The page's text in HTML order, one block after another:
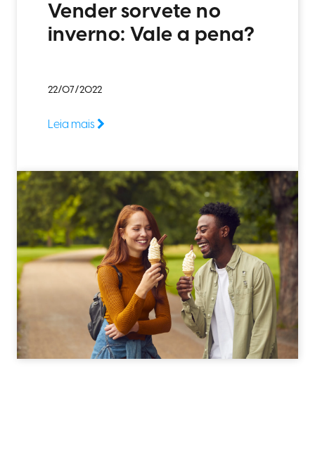
Vender sorvete no
inverno: Vale a pena?
22/07/2022
Leia mais